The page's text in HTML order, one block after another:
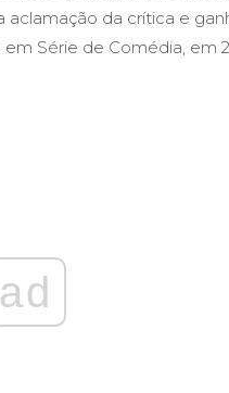
aclamação da crítica e
Série de Comédia, em
ad